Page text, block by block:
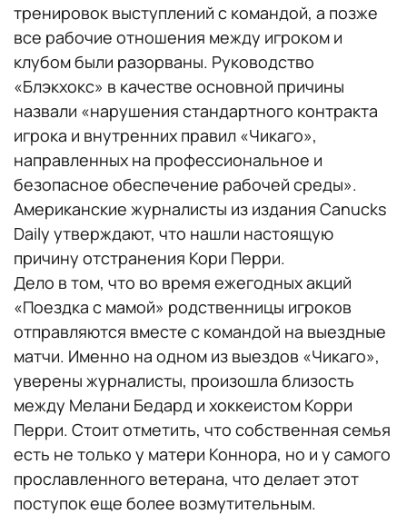
тренировок выступлений с командой, а позже
все рабочие отношения между игроком и
клубом были разорваны. Руководство
«Блэкхокс» в качестве основной причины
назвали «нарушения стандартного контракта
игрока и внутренних правил «Чикаго»,
направленных на профессиональное и
безопасное обеспечение рабочей среды».
Американские журналисты из издания Canucks
Daily утверждают, что нашли настоящую
причину отстранения Кори Перри.
Дело в том, что во время ежегодных акций
«Поездка с мамой» родственницы игроков
отправляются вместе с командой на выездные
матчи. Именно на одном из выездов «Чикаго»,
уверены журналисты, произошла близость
между Мелани Бедард и хоккеистом Корри
Перри. Стоит отметить, что собственная семья
есть не только у матери Коннора, но и у самого
прославленного ветерана, что делает этот
поступок еще более возмутительным.